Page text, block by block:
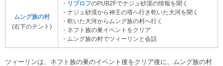
ムング族の村
(右下のテント)
・ リブロフのPUB2Fでナジュ砂漠の情報を聞く
・ナジュ砂漠から神王の塔へ行き乾いた大河を聞く
・乾いた大河からムング族の村へ行く
・ネフト族の巣イベントをクリア
・ムング族の村でツィーリンと会話
ツィーリンは、ネフト族の巣のイベント後をクリア後に、ムング族の村